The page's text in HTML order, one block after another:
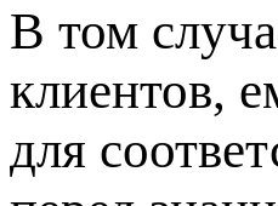
В том
клиентов,
для